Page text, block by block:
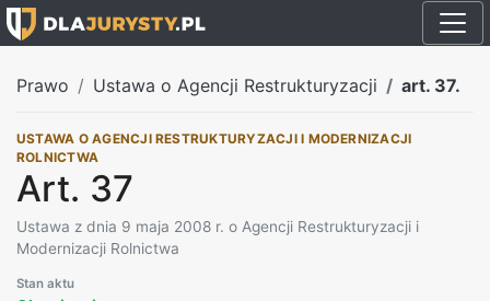
Prawo Ustawa o Agencji Restrukturyzacji art. 37.
USTAWA O AGENCJI RESTRUKTURYZACJI I MODERNIZACJI
ROLNICTWA
Art. 37
Ustawa z dnia 9 maja 2008 r. o Agencji Restrukturyzacji i
Modernizacji Rolnictwa
Stan aktu